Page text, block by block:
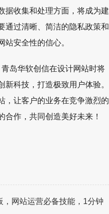
据收集和处理方面，将成为建
通过清晰、简洁的隐私政策和
站安全性的信心。
岛华软创信在设计网站时将
科技，打造极致用户体验。
，让客户的业务在竞争激烈的
作，共同创造美好未来！
，网站运营必备技能，1分钟